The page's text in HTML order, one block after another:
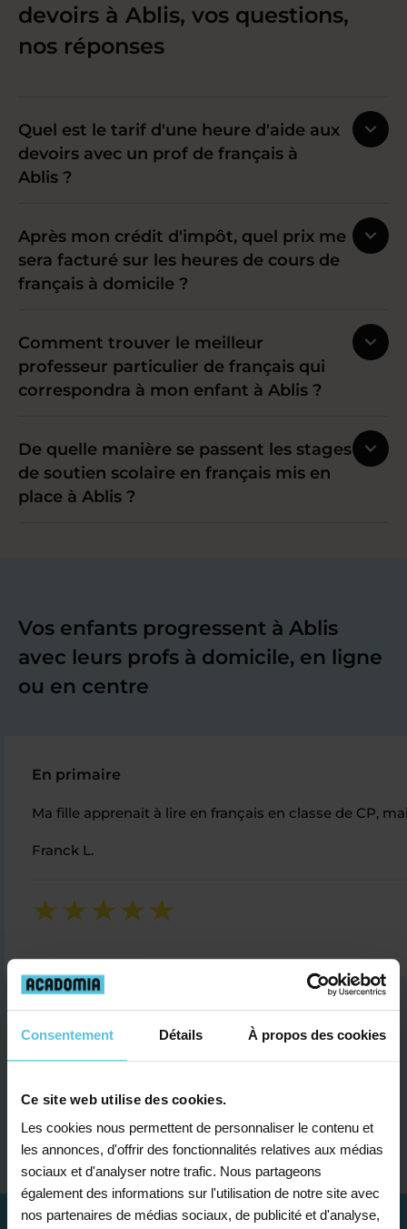
Consentement Détails À propos des cookies
Ce site web utilise des cookies.
Les cookies nous permettent de personnaliser le contenu et
les annonces, d'offrir des fonctionnalités relatives aux médias
sociaux et d'analyser notre trafic. Nous partageons
également des informations sur l'utilisation de notre site avec
nos partenaires de médias sociaux, de publicité et d'analyse,
devoirs à Ablis, vos questions,
nos réponses
Quel est le tarif d'une heure d'aide aux
devoirs avec un prof de français à
Ablis ?
Après mon crédit d'impôt, quel prix me
sera facturé sur les heures de cours de
français à domicile ?
Comment trouver le meilleur
professeur particulier de français qui
correspondra à mon enfant à Ablis ?
De quelle manière se passent les stages
de soutien scolaire en français mis en
place à Ablis ?
Vos enfants progressent à Ablis
avec leurs profs à domicile, en ligne
ou en centre
En primaire
Ma fille apprenait à lire en français en classe de CP,
Franck L.
Je contacte un conseiller